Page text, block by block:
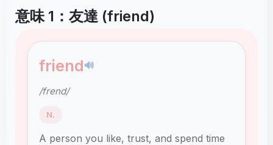
意味 1：友達 (friend)
friend🔊
/frend/
N.
A person you like, trust, and spend time